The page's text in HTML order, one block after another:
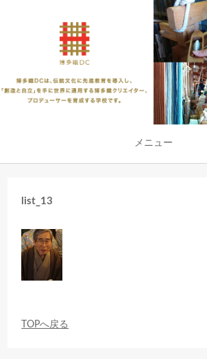
メニュー
list_13
TOPへ戻る